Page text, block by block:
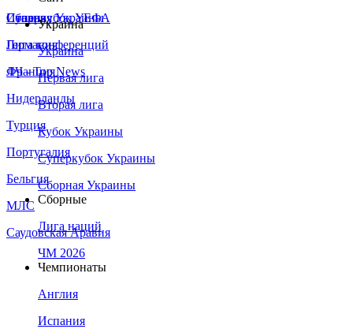
Сборная Украины
Италия
Германия
Франция
Нидерланды
Турция
Португалия
Бельгия
МЛС
Саудовская Аравия
Суперкубок УЕФА
Лига конференций
ЛЧ - Top News
Украина
Украина
Первая лига
Вторая лига
Кубок Украины
Суперкубок Украины
Сборная Украины
Сборные
Лига наций
ЧМ 2026
Чемпионаты
Англия
Испания